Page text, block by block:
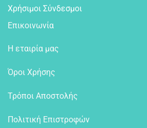
Χρήσιμοι Σύνδεσμοι
Επικοινωνία
Η εταιρία μας
Όροι Χρήσης
Τρόποι Αποστολής
Πολιτική Επιστροφών